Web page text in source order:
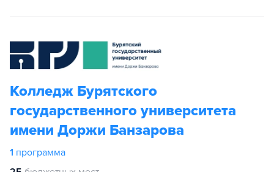
Колледж Бурятского
государственного университета
имени Доржи Банзарова
1 программа